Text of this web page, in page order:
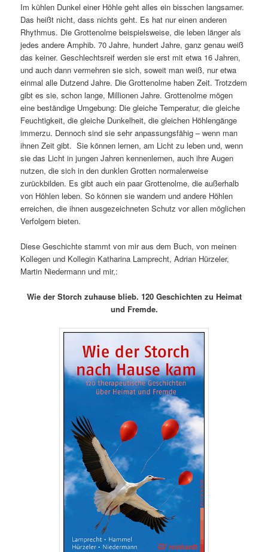
Im kühlen Dunkel einer Höhle geht alles ein bisschen langsamer.
Das heißt nicht, dass nichts geht. Es hat nur einen anderen
Rhythmus. Die Grottenolme beispielsweise, die leben länger als
jedes andere Amphib. 70 Jahre, hundert Jahre, ganz genau weiß
das keiner. Geschlechtsreif werden sie erst mit etwa 16 Jahren,
und auch dann vermehren sie sich, soweit man weiß, nur etwa
einmal alle Dutzend Jahre. Die Grottenolme haben Zeit. Trotzdem
gibt es sie, schon lange, Millionen Jahre. Grottenolme mögen
eine beständige Umgebung: Die gleiche Temperatur, die gleiche
Feuchtigkeit, die gleiche Dunkelheit, die gleichen Höhlengänge
immerzu. Dennoch sind sie sehr anpassungsfähig – wenn man
ihnen Zeit gibt. Sie können lernen, am Licht zu leben und, wenn
sie das Licht in jungen Jahren kennenlernen, auch ihre Augen
nutzen, die sich in den dunklen Grotten normalerweise
zurückbilden. Es gibt auch ein paar Grottenolme, die außerhalb
von Höhlen leben. So können sie wandern und andere Höhlen
erreichen, die ihnen ausgezeichneten Schutz vor allen möglichen
Verfolgern bieten.
Diese Geschichte stammt von mir aus dem Buch, von meinen
Kollegen und Kollegin Katharina Lamprecht, Adrian Hürzeler,
Martin Niedermann und mir,:
Wie der Storch zuhause blieb. 120 Geschichten zu Heimat
und Fremde.